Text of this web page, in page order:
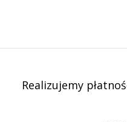
Realizujemy